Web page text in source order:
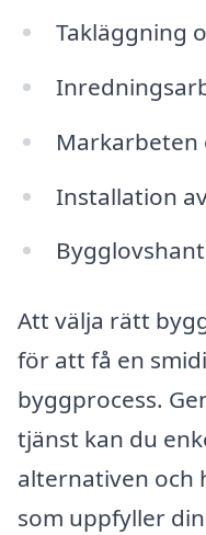
Takläggning
Installation
Att välja rätt
för att få en
byggprocess.
tjänst kan du
alternativen och
som uppfyller